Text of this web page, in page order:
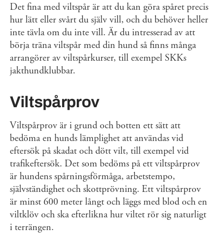
Det fina med viltspår är att du kan göra spåret precis
hur lätt eller svårt du själv vill, och du behöver heller
inte tävla om du inte vill. Är du intresserad av att
börja träna viltspår med din hund så finns många
arrangörer av viltspårkurser, till exempel SKKs
jakthundklubbar.
Viltspårprov
Viltspårprov är i grund och botten ett sätt att
bedöma en hunds lämplighet att användas vid
eftersök på skadat och dött vilt, till exempel vid
trafikeftersök. Det som bedöms på ett viltspårprov
är hundens spårningsförmåga, arbetstempo,
självständighet och skottprövning. Ett viltspårprov
är minst 600 meter långt och läggs med blod och en
viltklöv och ska efterlikna hur viltet rör sig naturligt
i terrängen.